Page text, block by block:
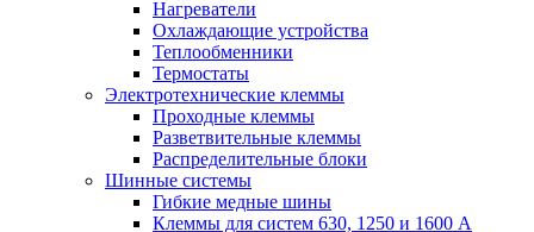
Нагреватели
Охлаждающие устройства
Теплообменники
Термостаты
Электротехнические клеммы
Проходные клеммы
Разветвительные клеммы
Распределительные блоки
Шинные системы
Гибкие медные шины
Клеммы для систем 630, 1250 и 1600 А